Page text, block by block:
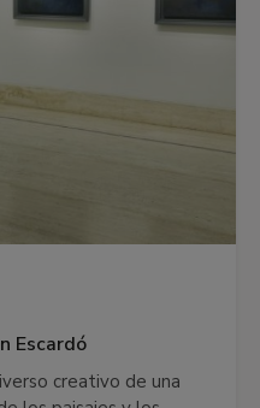
Escardó
creativo de una